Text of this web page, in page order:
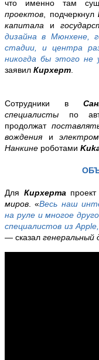
что именно там
проектов , подчеркнул
капитала и
дизайна в Мюнхене,
стадии, и центра
никогда бы этого не
заявил Кирхерт
Сотрудники в
специалисты по
продолжат
вожденияи
Нанкине роботами
Для Кирхерта проект
миров . «Весь наш
на руле и многое
специалистов из
— сказал генеральный